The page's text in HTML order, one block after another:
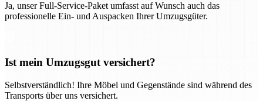
Ja, unser Full-Service-Paket umfasst auf Wunsch auch das
professionelle Ein- und Auspacken Ihrer Umzugsgüter.
Ist mein Umzugsgut versichert?
Selbstverständlich! Ihre Möbel und Gegenstände sind während des
Transports über uns versichert.